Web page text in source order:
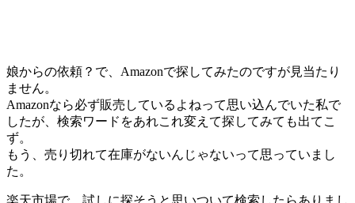
娘からの依頼？で、Amazonで探してみたのですが見当たり
ません。
Amazonなら必ず販売しているよねって思い込んでいた私で
したが、検索ワードをあれこれ変えて探してみても出てこ
ず。
もう、売り切れて在庫がないんじゃないって思っていまし
た。